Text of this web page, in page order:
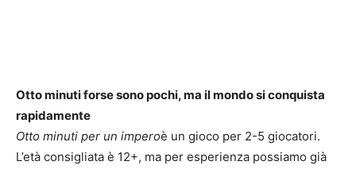
Otto minuti forse sono pochi, ma il mondo si conquista
rapidamente
Otto minuti per un imperoè un gioco per 2-5 giocatori.
L’età consigliata è 12+, ma per esperienza possiamo già